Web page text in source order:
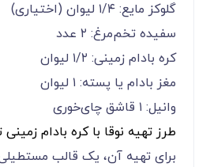
گلوکز مایع: ۱/۴ لیوان (اختیاری)
سفیده تخم‌مرغ: ۲ عدد
کره بادام زمینی: ۱/۲ لیوان
مغز بادام یا پسته: ۱ لیوان
وانیل: ۱ قاشق چای‌خوری
طرز تهیه نوقا با کره بادام زمینی
برای تهیه آن، یک قالب